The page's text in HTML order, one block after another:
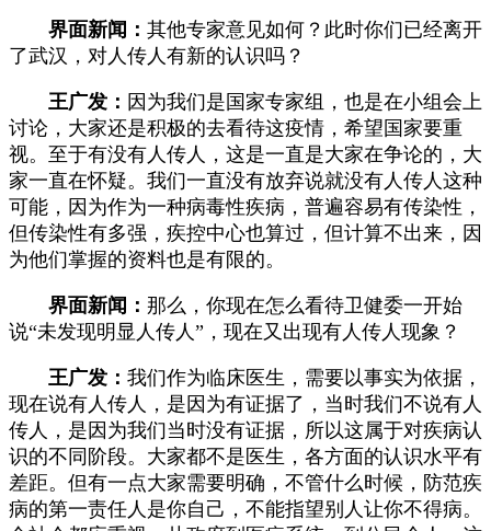
界面新闻： 其他专家意见如何？此时你们已经离开
了武汉，对人传人有新的认识吗？
王广发： 因为我们是国家专家组，也是在小组会上
讨论，大家还是积极的去看待这疫情，希望国家要重
视。至于有没有人传人，这是一直是大家在争论的，大
家一直在怀疑。我们一直没有放弃说就没有人传人这种
可能，因为作为一种病毒性疾病，普遍容易有传染性，
但传染性有多强，疾控中心也算过，但计算不出来，因
为他们掌握的资料也是有限的。
界面新闻： 那么，你现在怎么看待卫健委一开始
说“未发现明显人传人”，现在又出现有人传人现象？
王广发： 我们作为临床医生，需要以事实为依据，
现在说有人传人，是因为有证据了，当时我们不说有人
传人，是因为我们当时没有证据，所以这属于对疾病认
识的不同阶段。大家都不是医生，各方面的认识水平有
差距。但有一点大家需要明确，不管什么时候，防范疾
病的第一责任人是你自己，不能指望别人让你不得病。